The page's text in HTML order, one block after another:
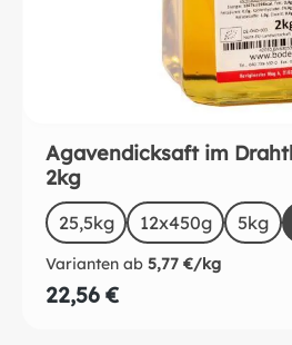
Agavendicksaft im
2kg
Sizeauswählen
25,5kg 12x450g(Diese
5kg
Varianten ab 5,77 €/kg
22,56 €